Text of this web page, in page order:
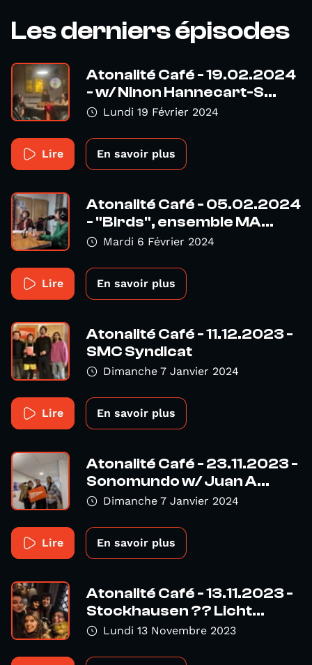
Les derniers épisodes
Atonalité Café - 19.02.2024
- w/ Ninon Hannecart-S...
Lundi 19 Février 2024
Lire En savoir plus
Atonalité Café - 05.02.2024
- "Birds", ensemble MA...
Mardi 6 Février 2024
Lire En savoir plus
Atonalité Café - 11.12.2023 -
SMC Syndicat
Dimanche 7 Janvier 2024
Lire En savoir plus
Atonalité Café - 23.11.2023 -
Sonomundo w/ Juan A...
Dimanche 7 Janvier 2024
Lire En savoir plus
Atonalité Café - 13.11.2023 -
Stockhausen ?? Licht...
Lundi 13 Novembre 2023